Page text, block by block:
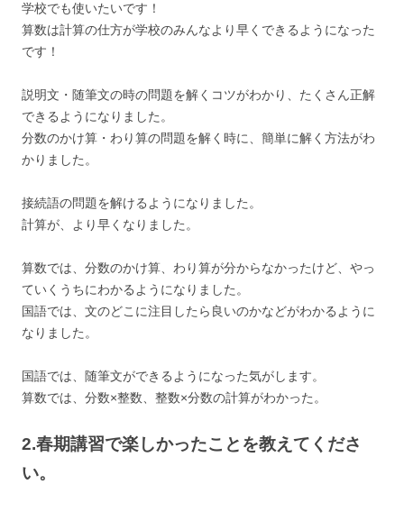
学校でも使いたいです！
算数は計算の仕方が学校のみんなより早くできるようになった
です！
説明文・随筆文の時の問題を解くコツがわかり、たくさん正解
できるようになりました。
分数のかけ算・わり算の問題を解く時に、簡単に解く方法がわ
かりました。
接続語の問題を解けるようになりました。
計算が、より早くなりました。
算数では、分数のかけ算、わり算が分からなかったけど、やっ
ていくうちにわかるようになりました。
国語では、文のどこに注目したら良いのかなどがわかるように
なりました。
国語では、随筆文ができるようになった気がします。
算数では、分数×整数、整数×分数の計算がわかった。
2.春期講習で楽しかったことを教えてくださ
い。